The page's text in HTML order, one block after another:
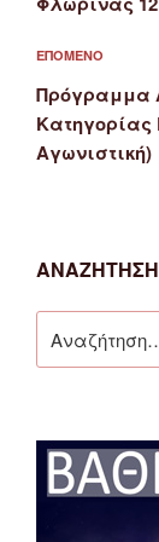
Επόμενο
άρθρο
ΕΠΌΜΕΝΟ
Πρόγραμμα
Κατηγορίας
Αγωνιστική)
για: